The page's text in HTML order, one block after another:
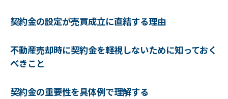
戦略
不動産市場を分析し契約金を賢く設定する
契約金設定におけるリスク管理とその対策
契約金の設定が売買成立に直結する理由
不動産売却時に契約金を軽視しないために知っておく
べきこと
契約金の重要性を具体例で理解する